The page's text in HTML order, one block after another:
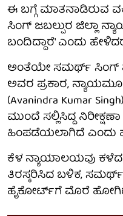
ಈ ಬಗ್ಗೆ ಮಾತನಾಡಿರುವ
ಸಿಂಗ್ ಜಬಲ್ಪುರ ಜಿಲ್ಲಾ
ಬಂದಿದ್ದಾರೆ' ಎಂದು
ಅಂತೆಯೇ ಸಮರ್ಥ್
ಅವರ ಪ್ರಕಾರ,
(Avanindra Kumar
ಮುಂದೆ ಸಲ್ಲಿಸಿದ್ದ
ಹಿಂಪಡೆಯಲಾಗಿದೆ ಎಂದು
ಕೆಳ ನ್ಯಾಯಾಲಯವು
ತಿರಸ್ಕರಿಸಿದ ಬಳಿಕ,
ಹೈಕೋರ್ಟ್‌ಗೆ ಮೊರೆ